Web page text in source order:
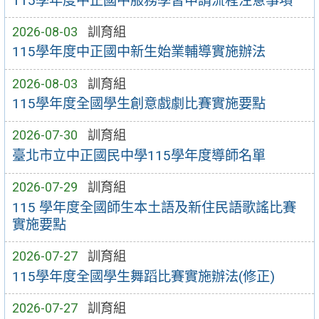
2026-08-03 訓育組
115學年度中正國中新生始業輔導實施辦法
2026-08-03 訓育組
115學年度全國學生創意戲劇比賽實施要點
2026-07-30 訓育組
臺北市立中正國民中學115學年度導師名單
2026-07-29 訓育組
115 學年度全國師生本土語及新住民語歌謠比賽
實施要點
2026-07-27 訓育組
115學年度全國學生舞蹈比賽實施辦法(修正)
2026-07-27 訓育組